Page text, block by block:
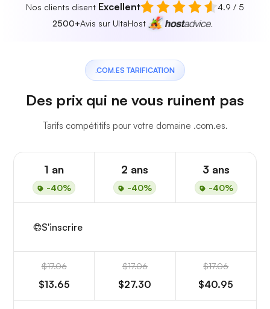
Nos clients disent Excellent
4.9 / 5
2500+Avis sur UltaHost
.COM.ES TARIFICATION
Des prix qui ne vous ruinent pas
Tarifs compétitifs pour votre domaine .com.es.
1 an
-40%
2 ans
-40%
3 ans
-40%
S'inscrire
$17.06
$13.65
$17.06
$27.30
$17.06
$40.95